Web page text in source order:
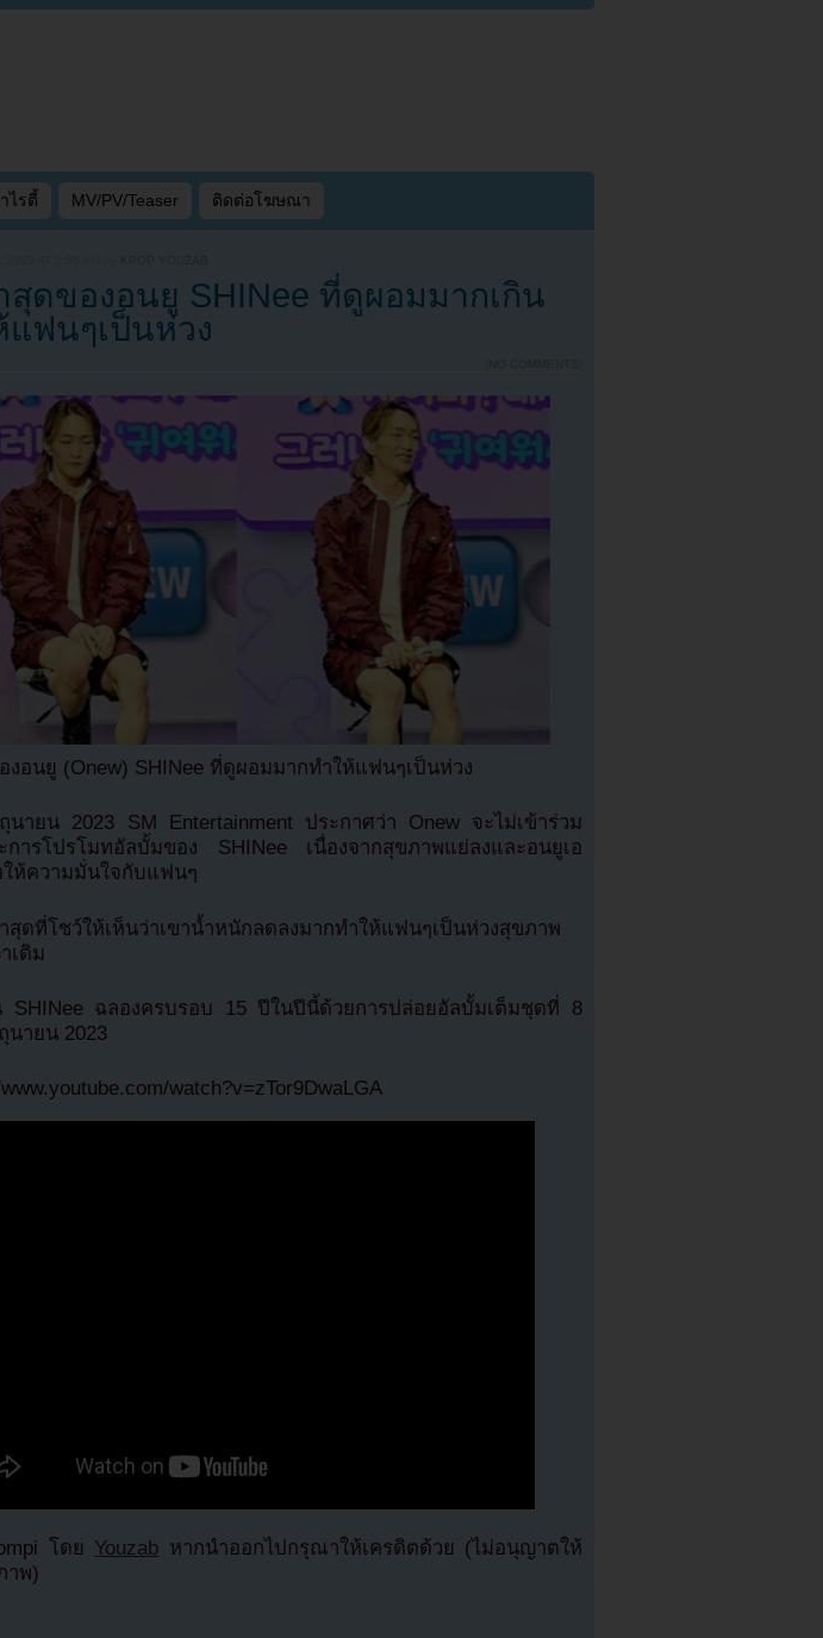
ไรตี้ MV/PV/Teaser ติดต่อโฆษณา
KPOP YOUZAB
สุดของอนยู SHINee ที่ดูผอมมากเกิน
แฟนๆเป็นห่วง
NO COMMENTS
งอนยู (Onew) SHINee ที่ดูผอมมากทำให้แฟนๆเป็นห่วง
ายน 2023 SM Entertainment ประกาศว่า Onew จะไม่เข้าร่วม
การโปรโมทอัลบั้มของ SHINee เนื่องจากสุขภาพแย่ลงและอนยูเอ
ให้ความมั่นใจกับแฟนๆ
สุดที่โชว์ให้เห็นว่าเขาน้ำหนักลดลงมากทำให้แฟนๆเป็นห่วงสุขภาพ
เดิม
SHINee ฉลองครบรอบ 15 ปีในปีนี้ด้วยการปล่อยอัลบั้มเต็มชุดที่ 8
นายน 2023
watch?v=zTor9DwaLGA
โดย Youzab หากนำออกไปกรุณาให้เครดิตด้วย (ไม่อนุญาตให้
าพ)